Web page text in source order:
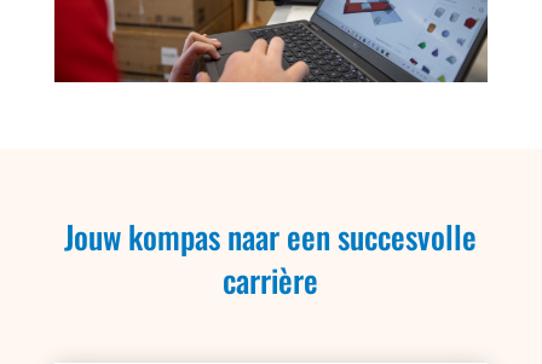
Jouw kompas naar een succesvolle
carrière